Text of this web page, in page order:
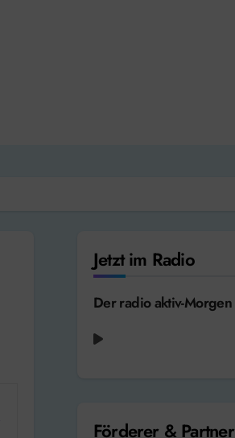
Jetzt im Radio
Der radio aktiv-Morgen
Förderer & Partner